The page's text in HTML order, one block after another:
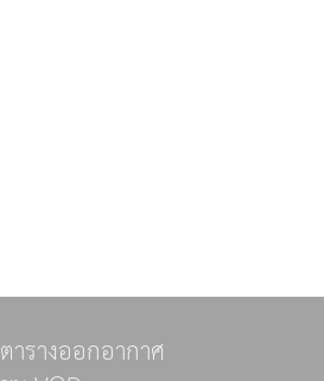
ตารางออกอากาศ